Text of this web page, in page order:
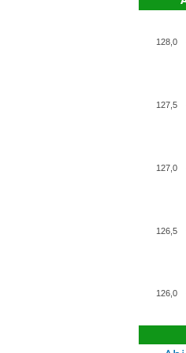
126,0
126,5
127,0
127,5
128,0